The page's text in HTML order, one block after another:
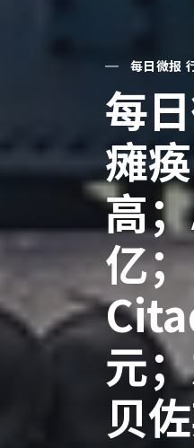
每日微报
每
瘫
高
亿
元
贝